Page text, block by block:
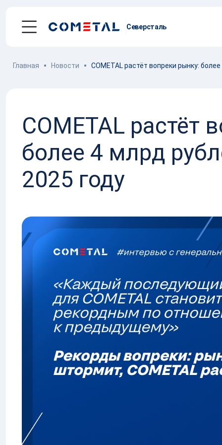
Производство
металлоконструкций
Заготовительное производство
металла
Производство и поставка метизов
Порошковые стали
Аддитивное производство
Северсталь
Главная Новости COMETAL растёт вопреки рынку:
COMETAL растёт
более 4 млрд
2025 году